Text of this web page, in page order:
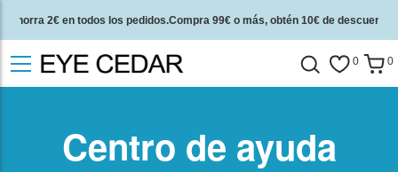
Ahorra 2€ en todos los pedidos.Compra 99€ o más, obtén 10€ de descuento.
2 años de garantía de calidad y 30 días de garantía de devolución del dinero.
0 0
Centro de ayuda